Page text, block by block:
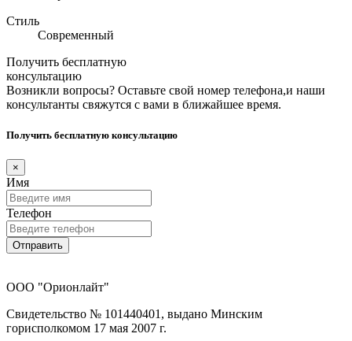
Стиль
Современный
Получить бесплатную
консультацию
Возникли вопросы? Оставьте свой номер телефона,и наши
консультанты свяжутся с вами в ближайшее время.
Получить бесплатную консультацию
×
Имя
Телефон
Отправить
ООО "Орионлайт"
Свидетельство № 101440401, выдано Минским
горисполкомом 17 мая 2007 г.